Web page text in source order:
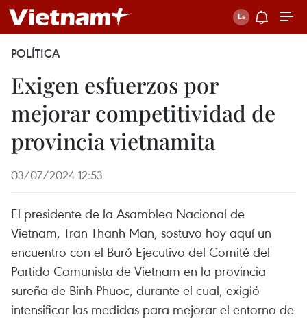
POLÍTICA
Exigen esfuerzos por
mejorar competitividad de
provincia vietnamita
03/07/2024 12:53
El presidente de la Asamblea Nacional de
Vietnam, Tran Thanh Man, sostuvo hoy aquí un
encuentro con el Buró Ejecutivo del Comité del
Partido Comunista de Vietnam en la provincia
sureña de Binh Phuoc, durante el cual, exigió
intensificar las medidas para mejorar el entorno de